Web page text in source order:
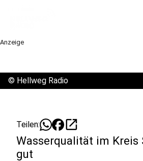
Anzeige
© Hellweg Radio
Teilen: open_in_new
Wasserqualität im Kreis
gut